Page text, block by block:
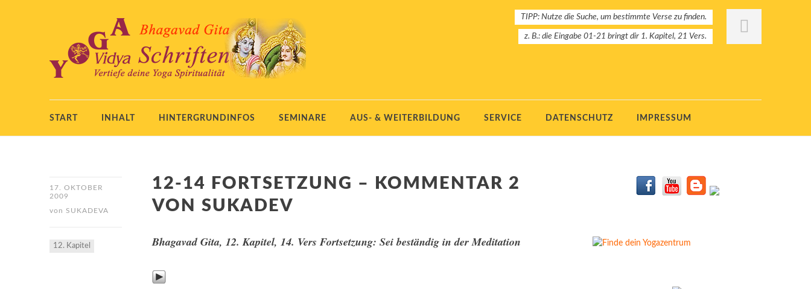
TIPP: Nutze die Suche, um bestimmte Verse zu finden.
z. B.: die Eingabe 01-21 bringt dir 1. Kapitel, 21 Vers.
START INHALT HINTERGRUNDINFOS SEMINARE AUS- & WEITERBILDUNG SERVICE DATENSCHUTZ IMPRESSUM
17. OKTOBER
2009
von SUKADEVA
12. Kapitel
12-14 FORTSETZUNG – KOMMENTAR 2
VON SUKADEV
Bhagavad Gita, 12. Kapitel, 14. Vers Fortsetzung: Sei beständig in der Meditation